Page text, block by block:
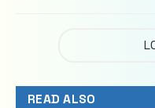
READ ALSO